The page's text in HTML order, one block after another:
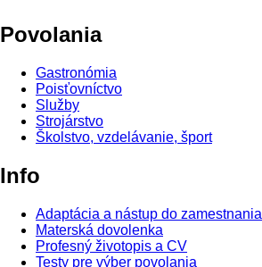
Povolania
Gastronómia
Poisťovníctvo
Služby
Strojárstvo
Školstvo, vzdelávanie, šport
Info
Adaptácia a nástup do zamestnania
Materská dovolenka
Profesný životopis a CV
Testy pre výber povolania